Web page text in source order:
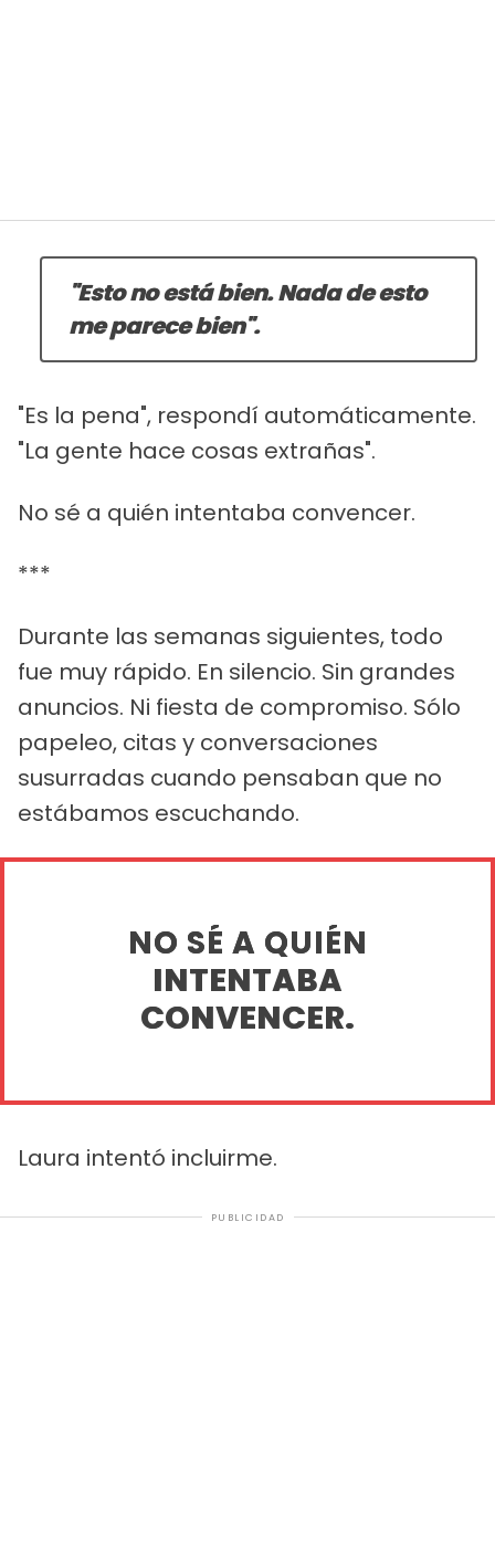
"Esto no está bien. Nada de esto
me parece bien".
"Es la pena", respondí automáticamente.
"La gente hace cosas extrañas".
No sé a quién intentaba convencer.
***
Durante las semanas siguientes, todo
fue muy rápido. En silencio. Sin grandes
anuncios. Ni fiesta de compromiso. Sólo
papeleo, citas y conversaciones
susurradas cuando pensaban que no
estábamos escuchando.
NO SÉ A QUIÉN
INTENTABA
CONVENCER.
Laura intentó incluirme.
PUBLICIDAD